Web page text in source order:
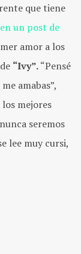
que tiene
un post de
amor a los
“Ivy”.“Pensé
amabas”,
mejores
seremos
lee muy cursi,